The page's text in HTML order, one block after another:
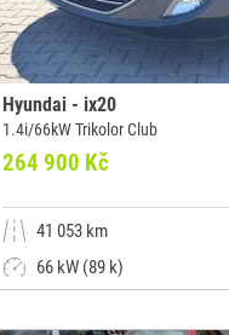
Hyundai - ix20
1.4i/66kW Trikolor Club
264 900 Kč
41 053 km
66 kW (89 k)